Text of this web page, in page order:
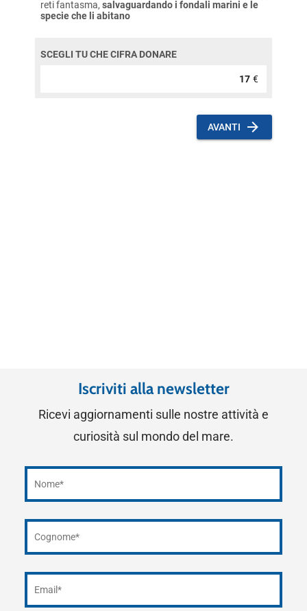
Iscriviti alla newsletter
Ricevi aggiornamenti sulle nostre attività e
curiosità sul mondo del mare.